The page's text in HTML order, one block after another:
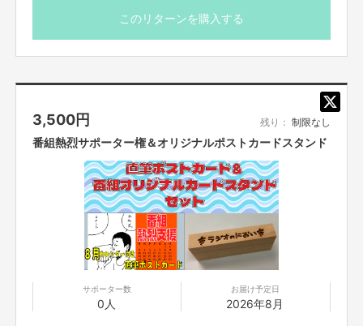
きます。
※吹き出し内、希望するコメントや台詞がございましたら
20文字以内でご指定ください。ご指定がない場合は五明本
人が感謝のコメントを書かせていただきます。
※画像はイメージです
※送料はご支援額に含まれております
※国内発送のみに限らせていただきます
このリターンを購入する
3,500円 残り： 制限なし
番組熱烈サポーター権＆オリジナルポストカードスタンド
サポーター数
0人
お届け予定日
2026年8月